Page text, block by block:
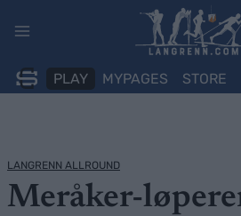
PLAY MYPAGES STORE
LANGRENN ALLROUND
Meråker-